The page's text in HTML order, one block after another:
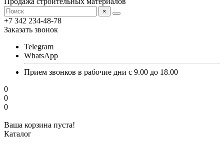
×
+7 342 234-48-78
Заказать звонок
Telegram
WhatsApp
Прием звонков в рабочие дни с 9.00 до 18.00
0
0
0
Ваша корзина пуста!
Каталог